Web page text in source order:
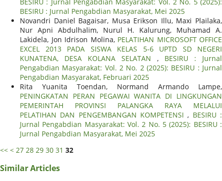
BESIRU : Jurnal Pengabdian Masyarakat, Mei 2025
Novandri Daniel Bagaisar, Musa Erikson Illu, Maxi Plailaka,
Nur Apni Abdulhalim, Nurul H. Kalurung, Muhamad A.
Lakidela, Jon Idrison Molina, PELATIHAN MICROSOFT OFFICE
EXCEL 2013 PADA SISWA KELAS 5-6 UPTD SD NEGERI
KUNATENA, DESA KOLANA SELATAN , BESIRU : Jurnal
Pengabdian Masyarakat: Vol. 2 No. 2 (2025): BESIRU : Jurnal
Pengabdian Masyarakat, Februari 2025
Rita Yuanita Toendan, Normand Armando Lampe,
PENINGKATAN PERAN PEGAWAI WANITA DI LINGKUNGAN
PEMERINTAH PROVINSI PALANGKA RAYA MELALUI
PELATIHAN DAN PENGEMBANGAN KOMPETENSI, BESIRU :
Jurnal Pengabdian Masyarakat: Vol. 2 No. 5 (2025): BESIRU :
Jurnal Pengabdian Masyarakat, Mei 2025
<< < 27 28 29 30 31 32
Similar Articles